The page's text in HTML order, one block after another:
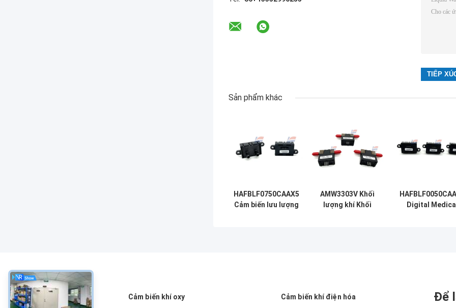
Sản phẩm khác
HAFBLF0750CAAX5
Cảm biến lưu lượng
AMW3303V Khối
lượng khí Khối
Digital
về Cảm biến khí oxy Cảm biến khí điện hóa Để